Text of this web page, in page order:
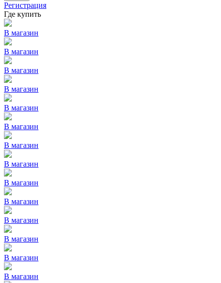
Регистрация
Где купить
В магазин
В магазин
В магазин
В магазин
В магазин
В магазин
В магазин
В магазин
В магазин
В магазин
В магазин
В магазин
В магазин
В магазин